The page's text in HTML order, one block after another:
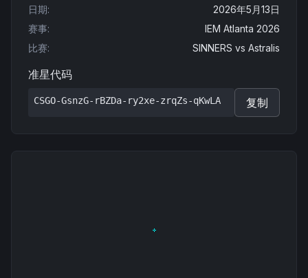
日期:
2026年5月13日
赛事:
IEM Atlanta 2026
比赛: SINNERS vs Astralis
准星代码
CSGO-GsnzG-rBZDa-ry2xe-zrqZs-qKwLA 复制